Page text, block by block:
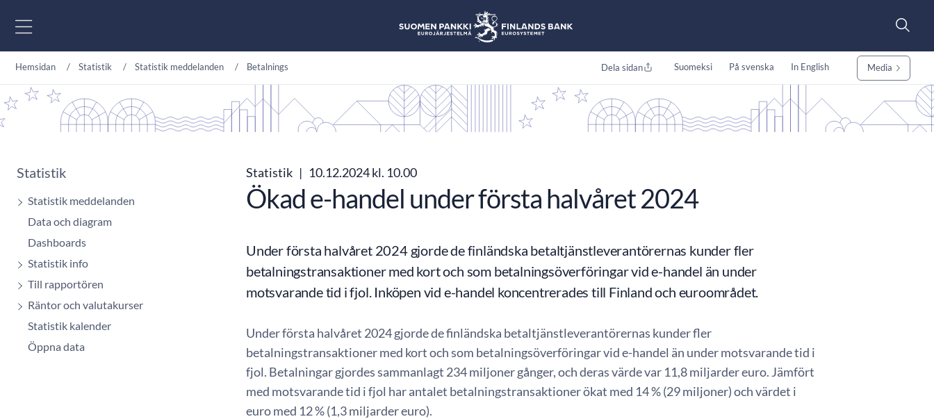
Hemsidan Statistik Statistik meddelanden Betalnings Dela sidan Suomeksi På svenska In English Media
Statistik
Statistik meddelanden
Data och diagram
Dashboards
Statistik info
Till rapportören
Räntor och valutakurser
Statistik kalender
Öppna data
Statistik | 10.12.2024 kl. 10.00
Ökad e-handel under första halvåret 2024
Under första halvåret 2024 gjorde de finländska betaltjänstleverantörernas kunder fler
betalningstransaktioner med kort och som betalningsöverföringar vid e-handel än under
motsvarande tid i fjol. Inköpen vid e-handel koncentrerades till Finland och euroområdet.
Under första halvåret 2024 gjorde de finländska betaltjänstleverantörernas kunder fler
betalningstransaktioner med kort och som betalningsöverföringar vid e-handel än under motsvarande tid i
fjol. Betalningar gjordes sammanlagt 234 miljoner gånger, och deras värde var 11,8 miljarder euro. Jämfört
med motsvarande tid i fjol har antalet betalningstransaktioner ökat med 14 % (29 miljoner) och värdet i
euro med 12 % (1,3 miljarder euro).